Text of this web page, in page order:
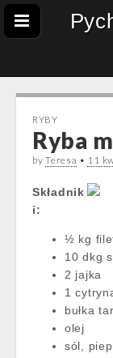
RYBY
Ryba
byTeresa • 11
Składnik
i:
½ kg
10 dkg
2 jajka
1
bułka
olej
sól,